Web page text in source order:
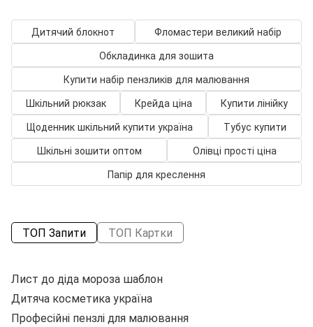
Дитячий блокнот
Фломастери великий набір
Обкладинка для зошита
Купити набір пензликів для малювання
Шкільний рюкзак
Крейда ціна
Купити лінійку
Щоденник шкільний купити україна
Тубус купити
Шкільні зошити оптом
Олівці прості ціна
Папір для креслення
ТОП Запити ТОП Картки
Лист до діда мороза шаблон
Дитяча косметика україна
Професійні пензлі для малювання